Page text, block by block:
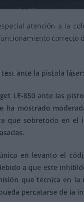
atención a la
test ante la pistola láser:
LE-850 ante las
ha mostrado
que sobretodo en el
en levanto el
a que este
que técnica en
percatarse de la